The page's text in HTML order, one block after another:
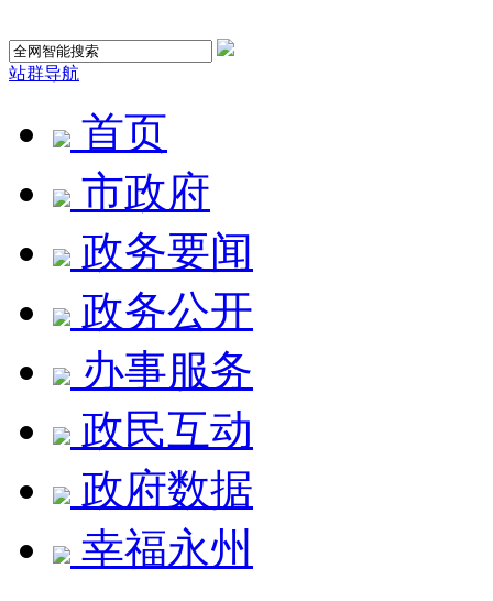
站群导航
首页
市政府
政务要闻
政务公开
办事服务
政民互动
政府数据
幸福永州